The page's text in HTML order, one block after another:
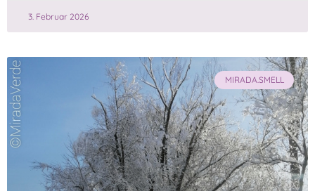
3. Februar 2026
MIRADA.SMELL